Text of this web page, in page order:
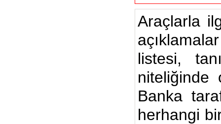
Araçlarla
listesi,
niteliğinde
Banka
herhangi